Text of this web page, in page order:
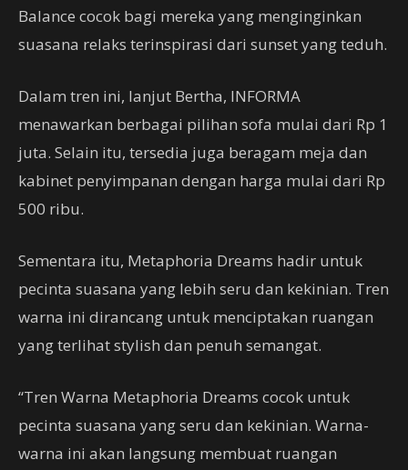
Balance cocok bagi mereka yang menginginkan
suasana relaks terinspirasi dari sunset yang teduh.
Dalam tren ini, lanjut Bertha, INFORMA
menawarkan berbagai pilihan sofa mulai dari Rp 1
juta. Selain itu, tersedia juga beragam meja dan
kabinet penyimpanan dengan harga mulai dari Rp
500 ribu.
Sementara itu, Metaphoria Dreams hadir untuk
pecinta suasana yang lebih seru dan kekinian. Tren
warna ini dirancang untuk menciptakan ruangan
yang terlihat stylish dan penuh semangat.
“Tren Warna Metaphoria Dreams cocok untuk
pecinta suasana yang seru dan kekinian. Warna-
warna ini akan langsung membuat ruangan